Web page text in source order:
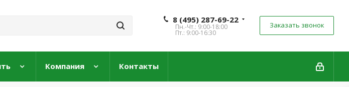
8 (495) 287-69-22
Пн.-Чт.: 9:00-18:00
Пт.: 9:00-16:30
Заказать звонок
Компания Контакты